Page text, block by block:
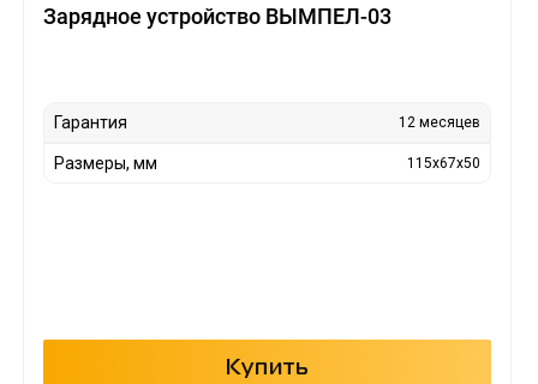
Зарядное устройство ВЫМПЕЛ-03
Гарантия 12 месяцев
Размеры, мм 115x67x50
Купить